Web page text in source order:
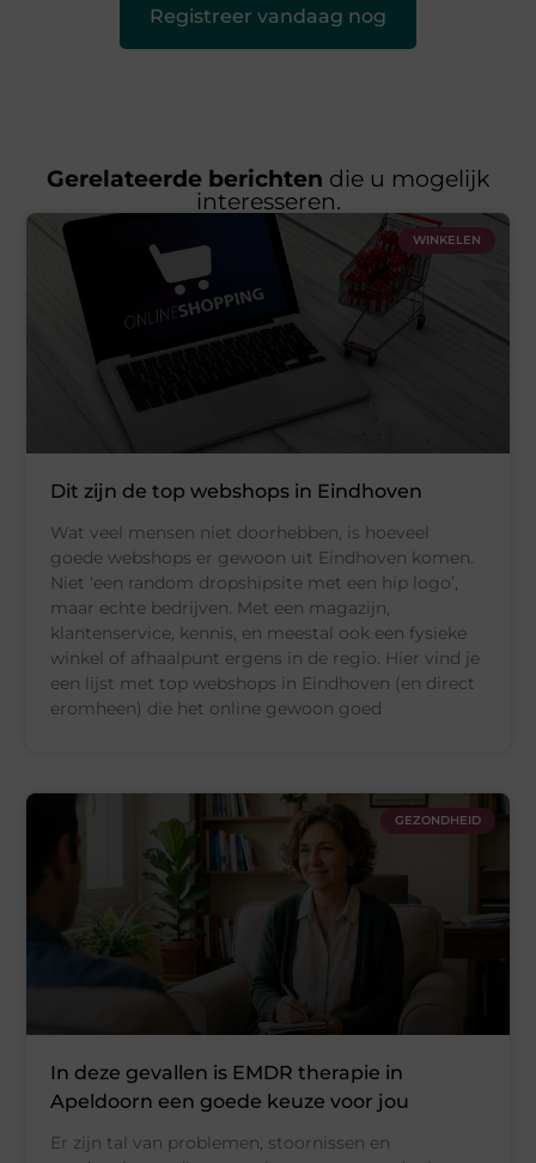
Registreer vandaag nog
Gerelateerde berichten die u mogelijk
interesseren.
WINKELEN
Dit zijn de top webshops in Eindhoven
Wat veel mensen niet doorhebben, is hoeveel
goede webshops er gewoon uit Eindhoven komen.
Niet ‘een random dropshipsite met een hip logo’,
maar echte bedrijven. Met een magazijn,
klantenservice, kennis, en meestal ook een fysieke
winkel of afhaalpunt ergens in de regio. Hier vind je
een lijst met top webshops in Eindhoven (en direct
eromheen) die het online gewoon goed
GEZONDHEID
In deze gevallen is EMDR therapie in
Apeldoorn een goede keuze voor jou
Er zijn tal van problemen, stoornissen en